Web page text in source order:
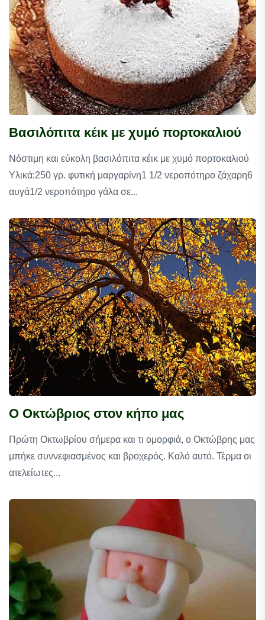
Βασιλόπιτα κέικ με χυμό πορτοκαλιού
Νόστιμη και εύκολη βασιλόπιτα κέικ με χυμό πορτοκαλιού
Υλικά:250 γρ. φυτική μαργαρίνη1 1/2 νεροπότηρο ζάχαρη6
αυγά1/2 νεροπότηρο γάλα σε...
Ο Οκτώβριος στον κήπο μας
Πρώτη Οκτωβρίου σήμερα και τι ομορφιά, ο Οκτώβρης μας
μπήκε συννεφιασμένος και βροχερός. Καλό αυτό. Τέρμα οι
ατελείωτες...